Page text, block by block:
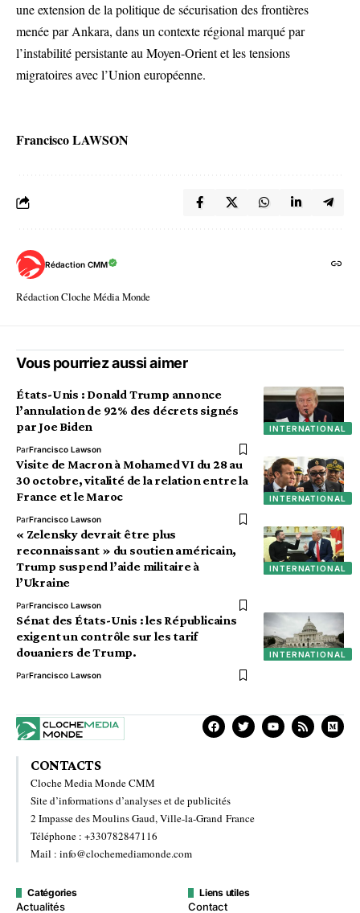
une extension de la politique de sécurisation des frontières
menée par Ankara, dans un contexte régional marqué par
l’instabilité persistante au Moyen-Orient et les tensions
migratoires avec l’Union européenne.
Francisco LAWSON
Rédaction CMM
Rédaction Cloche Média Monde
Vous pourriez aussi aimer
INTERNATIONAL
États-Unis : Donald Trump annonce
l’annulation de 92% des décrets signés
par Joe Biden
ParFrancisco Lawson
INTERNATIONAL
Visite de Macron à Mohamed VI du 28 au
30 octobre, vitalité de la relation entre la
France et le Maroc
ParFrancisco Lawson
INTERNATIONAL
« Zelensky devrait être plus
reconnaissant » du soutien américain,
Trump suspend l’aide militaire à
l’Ukraine
ParFrancisco Lawson
INTERNATIONAL
Sénat des États-Unis : les Républicains
exigent un contrôle sur les tarif
douaniers de Trump.
ParFrancisco Lawson
CONTACTS
Cloche Media Monde CMM
Site d’informations d’analyses et de publicités
2 Impasse des Moulins Gaud, Ville-la-Grand France
Téléphone : +330782847116
Mail : info@clochemediamonde.com
Catégories
Actualités
Liens utiles
Contact